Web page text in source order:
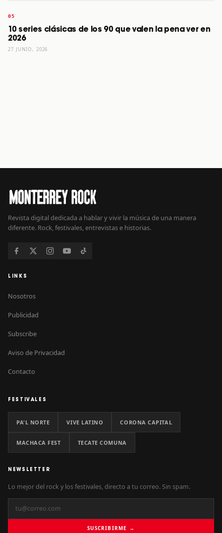
10 series clásicas de los 90 que valen la pena ver en
2026
27 JUNIO, 2026
Revista digital dedicada a hablar y vivir la música de una manera
diferente. Rock, festivales, entrevistas e historias.
LINKS
Nosotros
Publicidad
Subscribe
Aviso de Privacidad
Contacto
FESTIVALES
PA'L NORTE VIVE LATINO CORONA CAPITAL
MACHACA FEST TECATE COMUNA
NEWSLETTER
Lo mejor del rock y los festivales, directo a tu correo. Sin spam.
SUSCRIBIRME →